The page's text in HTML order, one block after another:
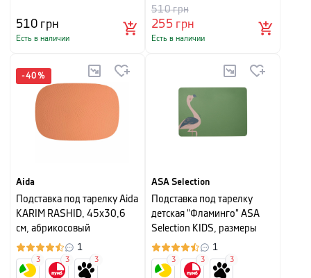
510грн
Есть в наличии
255грн
510грн
Есть в наличии
-40 %
Aida
Подставка под тарелку Aida
KARIM RASHID, 45х30,6
см, абрикосовый
1
3 3 3
ASA Selection
Подставка под тарелку
детская "Фламинго" ASA
Selection KIDS, размеры
46х33 см, зеленый
1
3 3 3